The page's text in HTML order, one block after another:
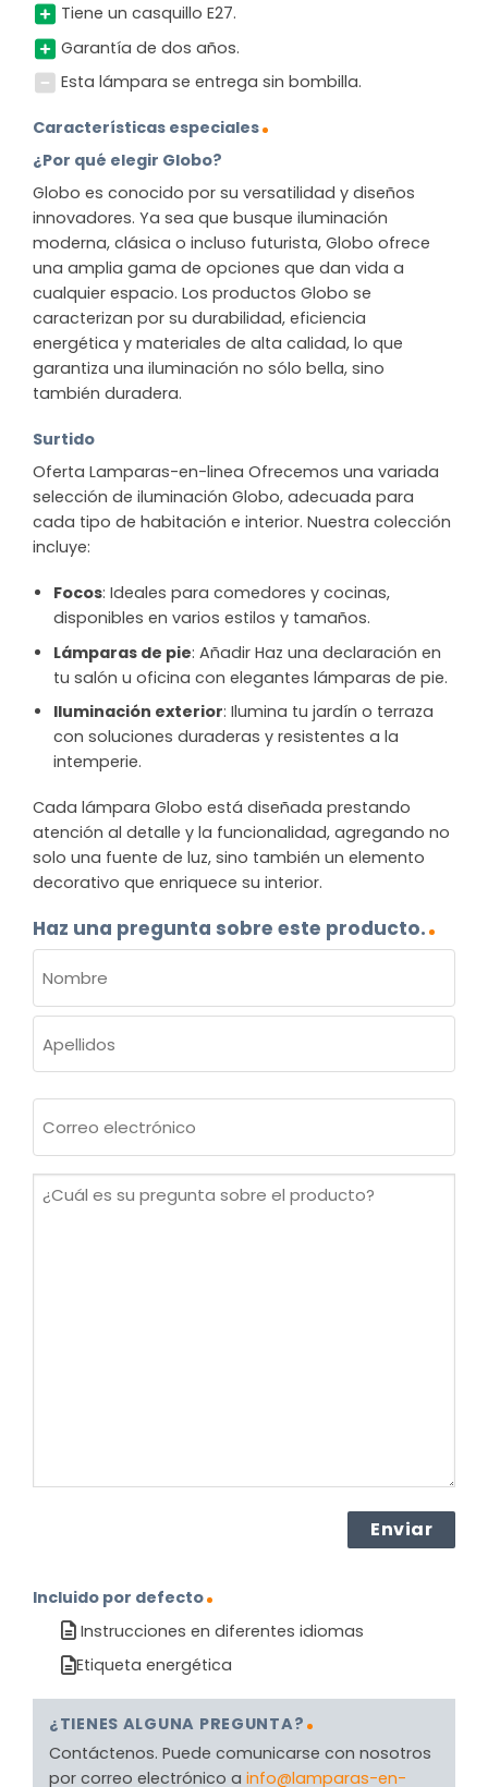
Tiene un casquillo E27.
Garantía de dos años.
Esta lámpara se entrega sin bombilla.
Características especiales
¿Por qué elegir Globo?
Globo es conocido por su versatilidad y diseños
innovadores. Ya sea que busque iluminación
moderna, clásica o incluso futurista, Globo ofrece
una amplia gama de opciones que dan vida a
cualquier espacio. Los productos Globo se
caracterizan por su durabilidad, eficiencia
energética y materiales de alta calidad, lo que
garantiza una iluminación no sólo bella, sino
también duradera.
Surtido
Oferta Lamparas-en-linea Ofrecemos una variada
selección de iluminación Globo, adecuada para
cada tipo de habitación e interior. Nuestra colección
incluye:
Focos: Ideales para comedores y cocinas,
disponibles en varios estilos y tamaños.
Lámparas de pie: Añadir Haz una declaración en
tu salón u oficina con elegantes lámparas de pie.
Iluminación exterior: Ilumina tu jardín o terraza
con soluciones duraderas y resistentes a la
intemperie.
Cada lámpara Globo está diseñada prestando
atención al detalle y la funcionalidad, agregando no
solo una fuente de luz, sino también un elemento
decorativo que enriquece su interior.
Haz una pregunta sobre este producto.
(OBLIGATORIO)
Nombre
electrónico
¿Cuál
Incluido por defecto
Instrucciones en diferentes idiomas
Etiqueta energética
¿TIENES ALGUNA PREGUNTA?
Contáctenos. Puede comunicarse con nosotros
por correo electrónico a info@lamparas-en-